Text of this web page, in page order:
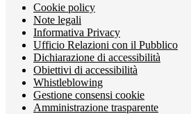
Cookie policy
Note legali
Informativa Privacy
Ufficio Relazioni con il Pubblico
Dichiarazione di accessibilità
Obiettivi di accessibilità
Whistleblowing
Gestione consensi cookie
Amministrazione trasparente